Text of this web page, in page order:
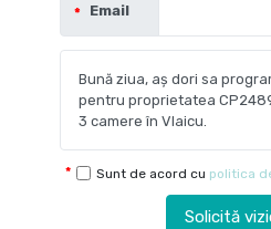
Email
Sunt de acord cu politica
Solicită